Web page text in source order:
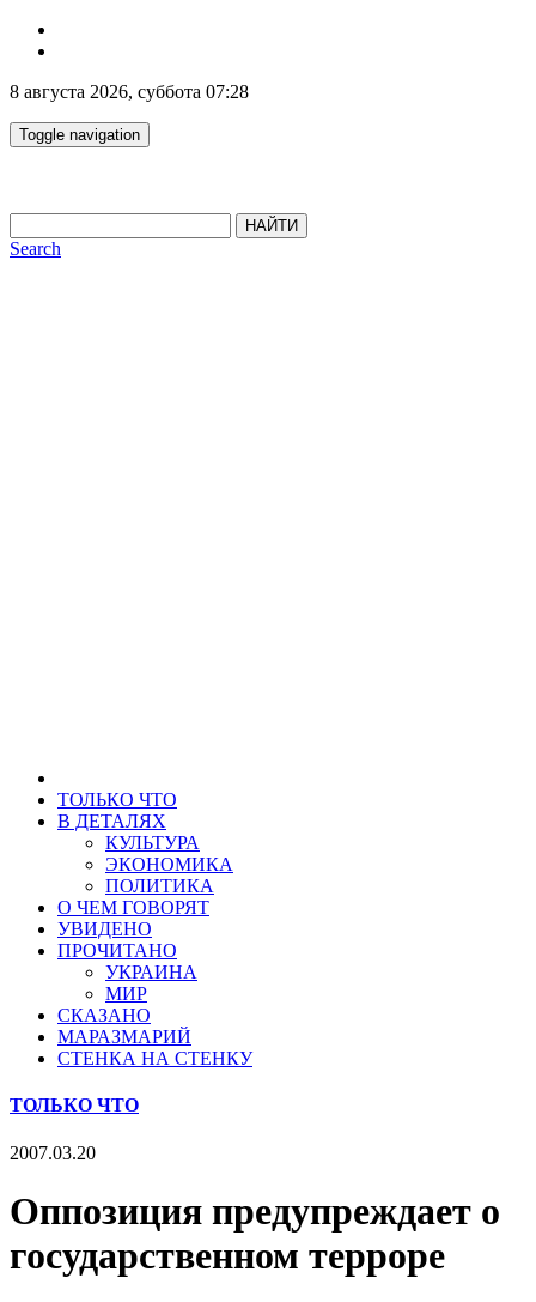
8 августа 2026, суббота 07:28
Toggle navigation
НАЙТИ
Search
ТОЛЬКО ЧТО
В ДЕТАЛЯХ
КУЛЬТУРА
ЭКОНОМИКА
ПОЛИТИКА
О ЧЕМ ГОВОРЯТ
УВИДЕНО
ПРОЧИТАНО
УКРАИНА
МИР
СКАЗАНО
МАРАЗМАРИЙ
СТЕНКА НА СТЕНКУ
ТОЛЬКО ЧТО
2007.03.20
Оппозиция предупреждает о
государственном терроре